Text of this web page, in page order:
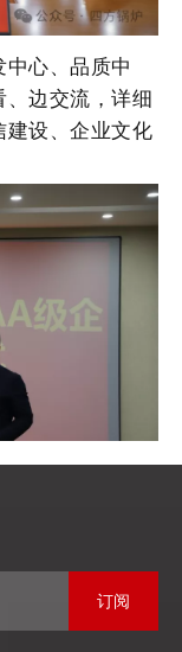
心、品质中
边交流，详细
设、企业文化
朴的授牌仪
设进行座谈。现
长简要介绍了
大研发创新投
订阅